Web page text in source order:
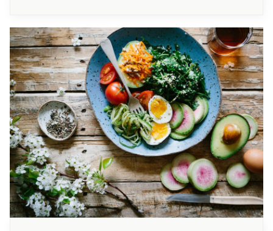
vandaan, en hoe kan je dit probleem oplossen?
Wij geven jou hier enkele tips om de droge huid
te verzorgen!